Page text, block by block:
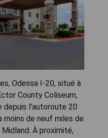
Odessa I-20, situé à
County Coliseum,
l'autoroute 20
de neuf miles de
À proximité,